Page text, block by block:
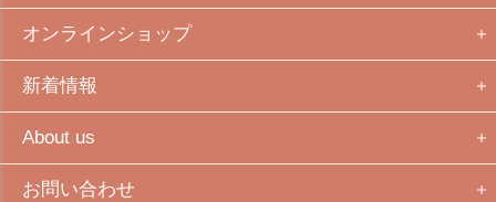
オンラインショップ
新着情報
About us
お問い合わせ